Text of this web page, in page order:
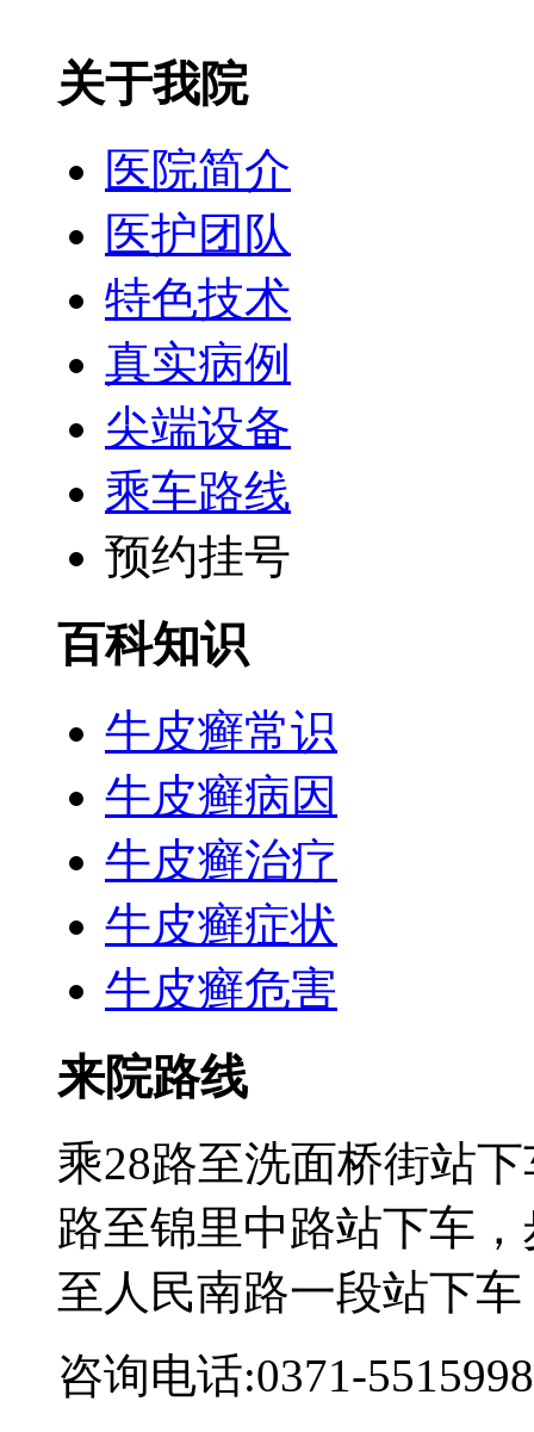
关于我院
医院简介
医护团队
特色技术
真实病例
尖端设备
乘车路线
预约挂号
百科知识
牛皮癣常识
牛皮癣病因
牛皮癣治疗
牛皮癣症状
牛皮癣危害
来院路线
乘28路至洗面桥街站
路至锦里中路站下车
至人民南路一段站下
咨询电话:0371-